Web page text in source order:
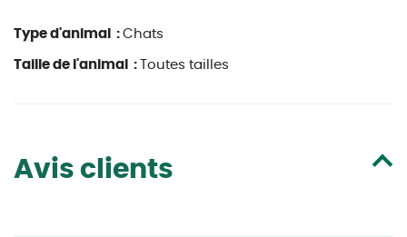
Type d'animal : Chats
Taille de l'animal : Toutes tailles
Avis clients